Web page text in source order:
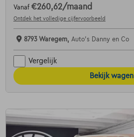
Vanaf €260,62/maand
Ontdek het volledige cijfervoorbeeld
8793 Waregem, Auto's Danny en Co
Vergelijk
Bekijk wagen